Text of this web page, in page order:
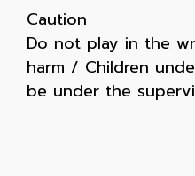
Caution
Do not play in the
harm / Children
be under the